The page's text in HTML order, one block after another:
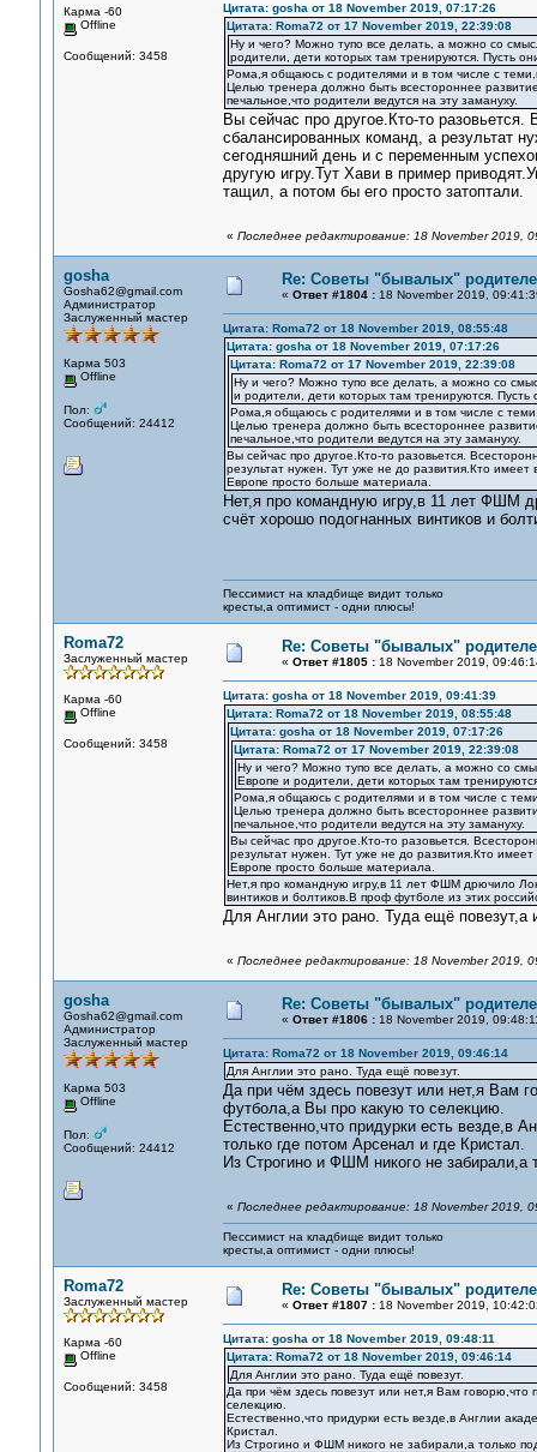
Карма -60
Offline
Сообщений: 3458
Цитата: gosha от 18 November 2019, 07:17:26
Цитата: Roma72 от 17 November 2019, 22:39:08
Ну и чего? Можно тупо все делать, а можно со
родители, дети которых там тренируются. Пусть
Рома,я общаюсь с родителями и в том числе с
Целью тренера должно быть всестороннее
печальное,что родители ведутся на эту замануху.
Вы сейчас про другое.Кто-то
сбалансированных команд, а результат
сегодняшний день и с переменным
другую игру.Тут Хави в пример
тащил, а потом бы его просто затоптали.
« Последнее редактирование: 18 November 2019,
gosha
Gosha62@gmail.com
Администратор
Заслуженный мастер
Карма 503
Offline
Пол:
Сообщений: 24412
Re: Советы "бывалых"
« Ответ #1804 :18 November 2019,
Цитата: Roma72 от 18 November 2019, 08:55:48
Цитата: gosha от 18 November 2019, 07:17:26
Цитата: Roma72 от 17 November 2019, 22:39:08
Ну и чего? Можно тупо все делать, а можно со
и родители, дети которых там тренируются. Пусть
Рома,я общаюсь с родителями и в том числе с
Целью тренера должно быть всестороннее
печальное,что родители ведутся на эту замануху.
Вы сейчас про другое.Кто-то разовьется.
результат нужен. Тут уже не до развития.Кто
Европе просто больше материала.
Нет,я про командную игру,в 11 лет ФШМ
счёт хорошо подогнанных винтиков и
Пессимист на кладбище видит только
кресты,а оптимист - одни плюсы!
Roma72
Заслуженный мастер
Карма -60
Offline
Сообщений: 3458
Re: Советы "бывалых"
« Ответ #1805 :18 November 2019,
Цитата: gosha от 18 November 2019, 09:41:39
Цитата: Roma72 от 18 November 2019, 08:55:48
Цитата: gosha от 18 November 2019, 07:17:26
Цитата: Roma72 от 17 November 2019, 22:39:08
Ну и чего? Можно тупо все делать, а можно со
Европе и родители, дети которых там
Рома,я общаюсь с родителями и в том числе с
Целью тренера должно быть всестороннее
печальное,что родители ведутся на эту замануху.
Вы сейчас про другое.Кто-то разовьется.
результат нужен. Тут уже не до развития.Кто
Европе просто больше материала.
Нет,я про командную игру,в 11 лет ФШМ дрючило
винтиков и болтиков.В проф футболе из этих
Для Англии это рано. Туда ещё
« Последнее редактирование: 18 November 2019,
gosha
Gosha62@gmail.com
Администратор
Заслуженный мастер
Карма 503
Offline
Пол:
Сообщений: 24412
Re: Советы "бывалых"
« Ответ #1806 :18 November 2019,
Цитата: Roma72 от 18 November 2019, 09:46:14
Для Англии это рано. Туда ещё повезут.
Да при чём здесь повезут или нет,я Вам
футбола,а Вы про какую то селекцию.
Естественно,что придурки есть
только где потом Арсенал и где Кристал.
Из Строгино и ФШМ никого не забирали,а
« Последнее редактирование: 18 November 2019,
Пессимист на кладбище видит только
кресты,а оптимист - одни плюсы!
Roma72
Заслуженный мастер
Карма -60
Offline
Сообщений: 3458
Re: Советы "бывалых"
« Ответ #1807 :18 November 2019,
Цитата: gosha от 18 November 2019, 09:48:11
Цитата: Roma72 от 18 November 2019, 09:46:14
Для Англии это рано. Туда ещё повезут.
Да при чём здесь повезут или нет,я Вам говорю,что
селекцию.
Естественно,что придурки есть везде,в Англии
Кристал.
Из Строгино и ФШМ никого не забирали,а только